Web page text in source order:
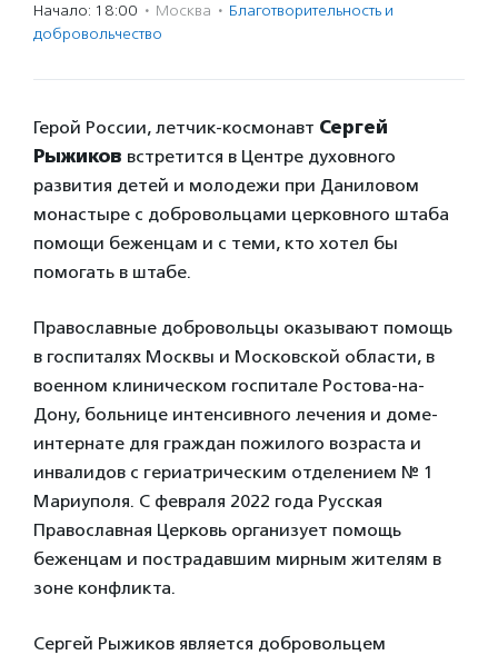
Начало: 18:00 · Москва · Благотвори­тель­ность и
доброволь­чест­во
Герой России, летчик-космонавт Сергей
Рыжиков встретится в Центре духовного
развития детей и молодежи при Даниловом
монастыре с добровольцами церковного штаба
помощи беженцам и с теми, кто хотел бы
помогать в штабе.
Православные добровольцы оказывают помощь
в госпиталях Москвы и Московской области, в
военном клиническом госпитале Ростова-на-
Дону, больнице интенсивного лечения и доме-
интернате для граждан пожилого возраста и
инвалидов с гериатрическим отделением № 1
Мариуполя. С февраля 2022 года Русская
Православная Церковь организует помощь
беженцам и пострадавшим мирным жителям в
зоне конфликта.
Сергей Рыжиков является добровольцем